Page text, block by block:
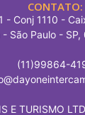
CONTATO:
- Conj 1110 -
- São Paulo - SP,
(11)99864-
E TURISMO